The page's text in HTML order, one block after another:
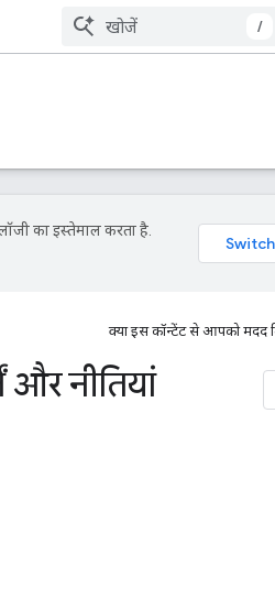
/
का इस्तेमाल करता है.
क्या इस कॉन्टेंट से आपको मदद
नीतियां